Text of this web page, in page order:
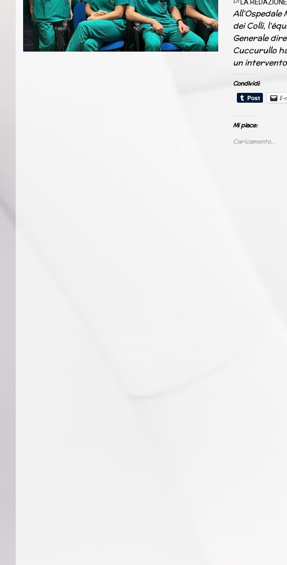
LA REDAZIONE
All’Ospedale
dei Colli,
Generale
Cuccurullo
un
Condividi:
E-
Mi piace:
Caricamento...